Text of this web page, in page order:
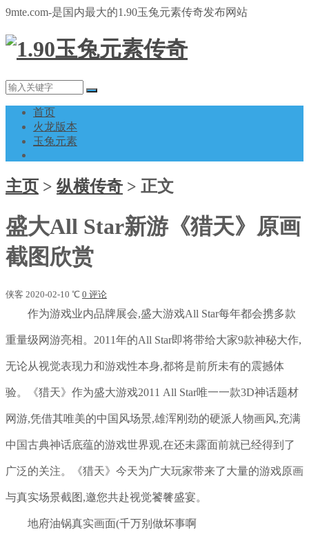
9mte.com-是国内最大的1.90玉兔元素传奇发布网站
首页
火龙版本
玉兔元素
主页 > 纵横传奇 > 正文
盛大All Star新游《猎天》原画
截图欣赏
侠客 2020-02-10 ℃ 0 评论
作为游戏业内品牌展会,盛大游戏All Star每年都会携多款
重量级网游亮相。2011年的All Star即将带给大家9款神秘大作,
无论从视觉表现力和游戏性本身,都将是前所未有的震撼体
验。《猎天》作为盛大游戏2011 All Star唯一一款3D神话题材
网游,凭借其唯美的中国风场景,雄浑刚劲的硬派人物画风,充满
中国古典神话底蕴的游戏世界观,在还未露面前就已经得到了
广泛的关注。《猎天》今天为广大玩家带来了大量的游戏原画
与真实场景截图,邀您共赴视觉饕餮盛宴。
地府油锅真实画面(千万别做坏事啊